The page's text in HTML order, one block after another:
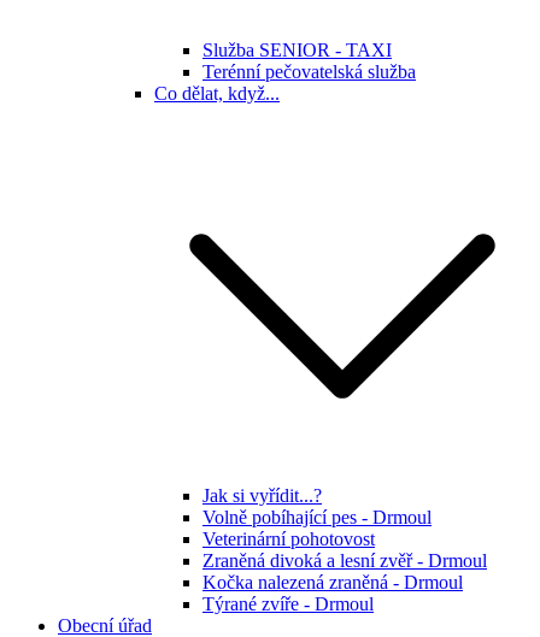
Služba SENIOR - TAXI
Terénní pečovatelská služba
Co dělat, když...
Jak si vyřídit...?
Volně pobíhající pes - Drmoul
Veterinární pohotovost
Zraněná divoká a lesní zvěř - Drmoul
Kočka nalezená zraněná - Drmoul
Týrané zvíře - Drmoul
Obecní úřad